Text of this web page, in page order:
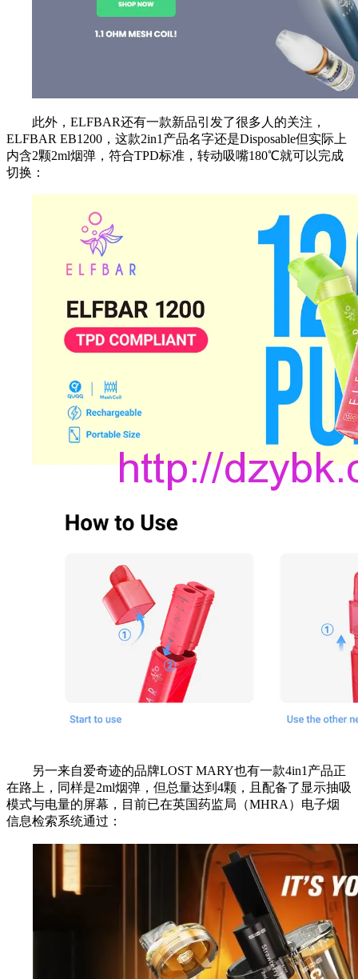
此外，ELFBAR还有一款新品引发了很多人的关注，
ELFBAR EB1200，这款2in1产品名字还是Disposable但实际上
内含2颗2ml烟弹，符合TPD标准，转动吸嘴180℃就可以完成
切换：
另一来自爱奇迹的品牌LOST MARY也有一款4in1产品正
在路上，同样是2ml烟弹，但总量达到4颗，且配备了显示抽吸
模式与电量的屏幕，目前已在英国药监局（MHRA）电子烟
信息检索系统通过：